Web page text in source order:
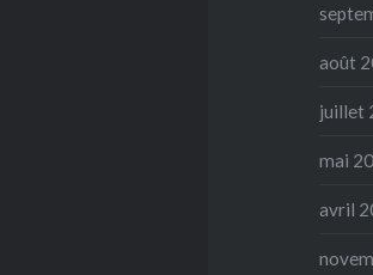
août
juillet
mai
avril